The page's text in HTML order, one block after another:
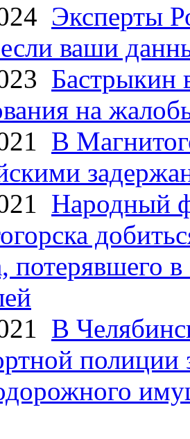
Эксперты
если ваши
Бастрыкин
на
В
Народный
потерявшего
В